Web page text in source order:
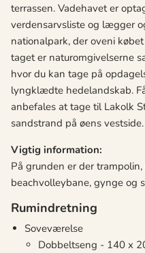
terrassen. Vadehavet er
verdensarvsliste og lægger
nationalpark, der oveni
taget er naturomgivelserne
hvor du kan tage på
lyngklædte hedelandskab.
anbefales at tage til Lakolk
sandstrand på øens vestside.
Vigtig information:
På grunden er der
beachvolleybane, gynge og
Rumindretning
Soveværelse
Dobbeltseng - 140 x